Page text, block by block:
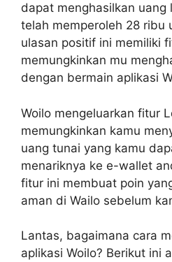
dapat menghasilkan uang
telah memperoleh 28 ribu
ulasan positif ini memiliki
memungkinkan mu
dengan bermain aplikasi
Woilo mengeluarkan fitur
memungkinkan kamu
uang tunai yang kamu
menariknya ke e-wallet
fitur ini membuat poin
aman di Wailo sebelum
Lantas, bagaimana cara
aplikasi Woilo? Berikut ini